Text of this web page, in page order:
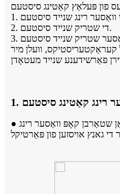
2. די שטריק שנייד סיסטעם.
וועלן מיר
רינג קאַטינג סיסטעם
● די שנייד סיסטעם אַדאַפּץ יקסטרוזשאַן שטאַרבן קאָפּ וואַסער רינג